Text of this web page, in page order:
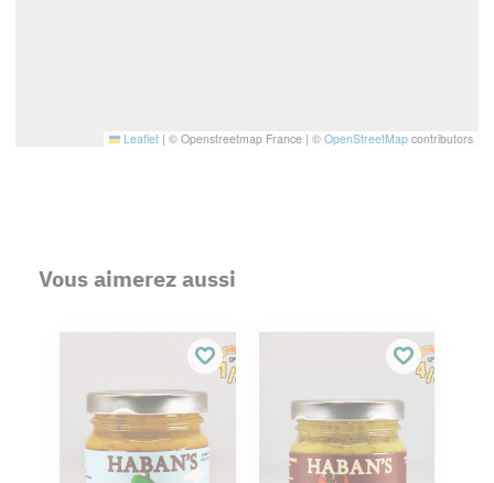
Leaflet | © Openstreetmap France | © OpenStreetMap contributors
Vous aimerez aussi